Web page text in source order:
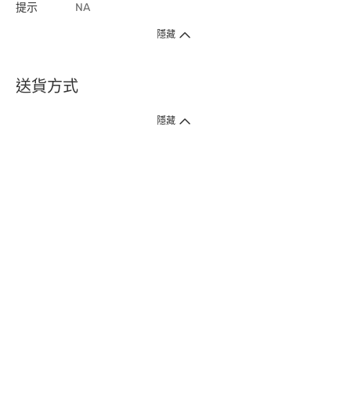
提示 NA
隱藏
送貨方式
1. 送貨到府（受衛生署條例規管產品除外 ）
隱藏